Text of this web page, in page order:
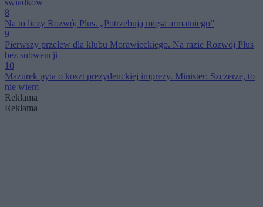
8
Na to liczy Rozwój Plus. „Potrzebują mięsa armatniego”
9
Pierwszy przelew dla klubu Morawieckiego. Na razie Rozwój Plus
bez subwencji
10
Mazurek pyta o koszt prezydenckiej imprezy. Minister: Szczerze, to
nie wiem
Reklama
Reklama